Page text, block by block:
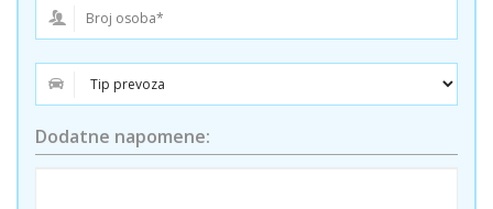
Dodatne napomene: